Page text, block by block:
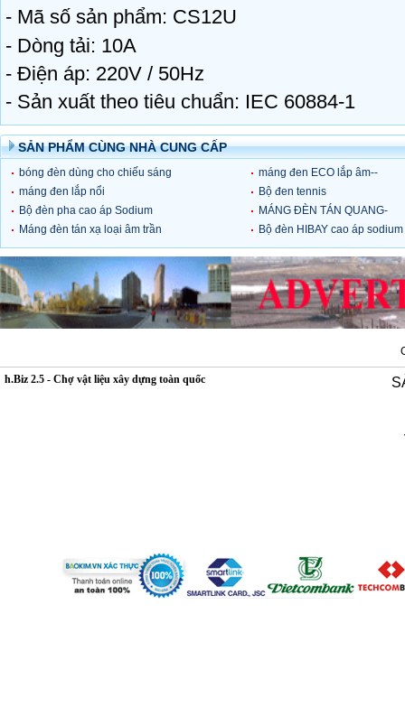
- Mã số sản phẩm: CS12U
- Dòng tải: 10A
- Điện áp: 220V / 50Hz
- Sản xuất theo tiêu chuẩn: IEC 60884-1
SẢN PHẨM CÙNG NHÀ CUNG CẤP
bóng đèn dùng cho chiếu sáng
sân tennis
máng đen ECO lắp âm--
RFL218/E 2 bóng 0,6m
máng đen lắp nổi
Bộ đen tennis
Bộ đèn pha cao áp Sodium
250W
MÁNG ĐÈN TÁN QUANG-
Comet(loại âm trần ECO)
Máng đèn tán xạ loại âm trần
Bộ đèn HIBAY cao áp sodium
400W
h.Biz 2.5 - Chợ vật liệu xây dựng toàn quốc